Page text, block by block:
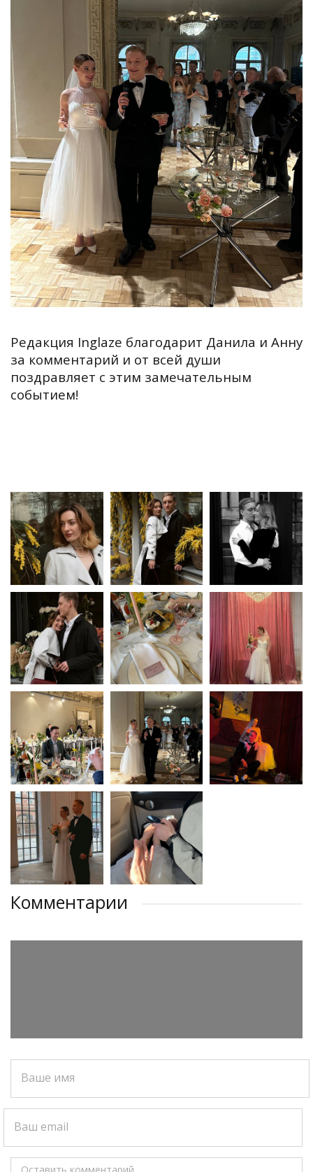
Редакция Inglaze благодарит Данила и Анну
за комментарий и от всей души
поздравляет с этим замечательным
событием!
Комментарии
Ваше имя
Ваш email
Оставить комментарий